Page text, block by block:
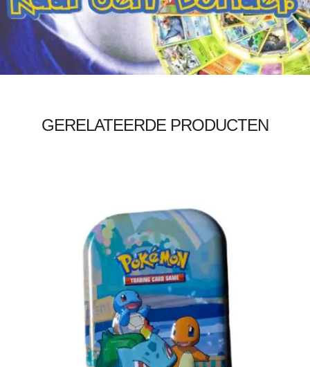
GERELATEERDE PRODUCTEN
€3.00